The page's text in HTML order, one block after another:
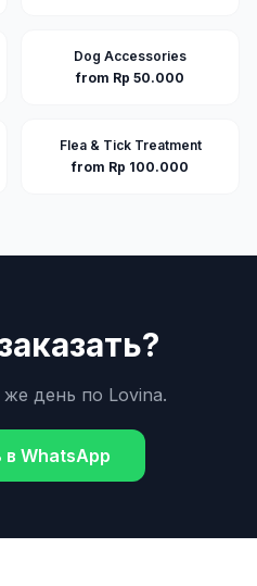
Dog Accessories
from Rp 50.000
Flea & Tick Treatment
from Rp 100.000
же день по Lovina.
в WhatsApp